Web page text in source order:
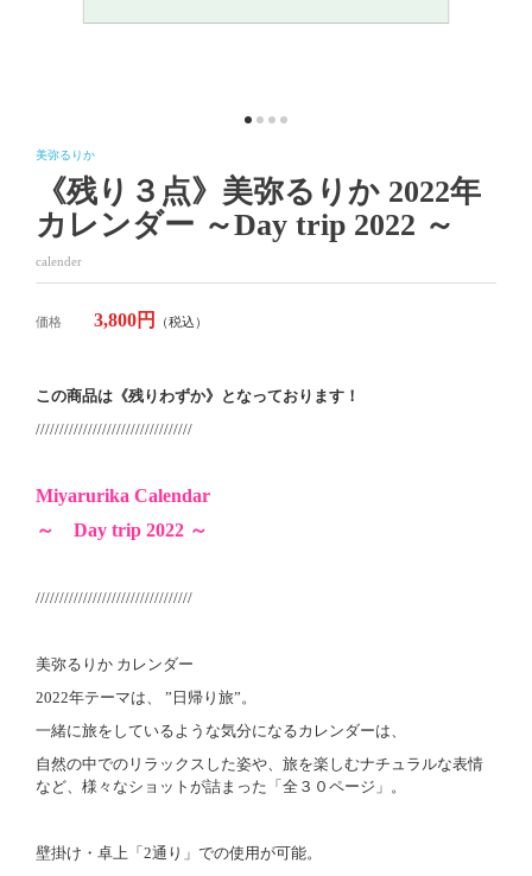
美弥るりか
《残り３点》美弥るりか 2022年
カレンダー ～Day trip 2022 ～
calender
価格 3,800円 （税込）
この商品は《残りわずか》となっております！
/////////////////////////////////
Miyarurika Calendar
～ Day trip 2022 ～
/////////////////////////////////
美弥るりか カレンダー
2022年テーマは、 ”日帰り旅”。
一緒に旅をしているような気分になるカレンダーは、
自然の中でのリラックスした姿や、旅を楽しむナチュラルな表情
など、様々なショットが詰まった「全３０ページ」。
壁掛け・卓上「2通り」での使用が可能。